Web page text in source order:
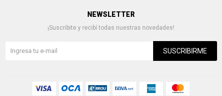
NEWSLETTER
¡Suscribite y recibí todas nuestras novedades!
SUSCRIBIRME